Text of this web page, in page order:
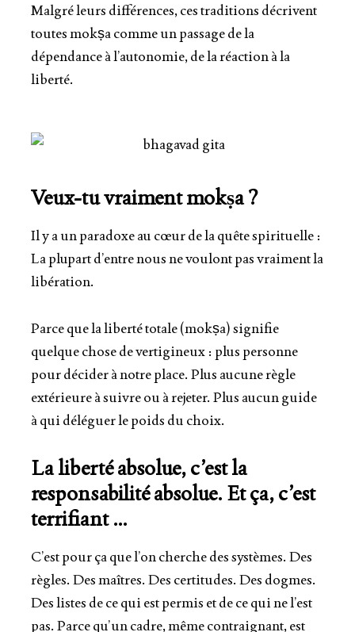
Malgré leurs différences, ces traditions décrivent
toutesmokṣacomme unpassage de la
dépendance à l’autonomie, de la réaction à la
liberté.
Veux-tu vraiment mokṣa ?
Il y a un paradoxe au cœur de la quête spirituelle :
La plupart d’entre nous ne voulont pas vraiment la
libération.
Parce que la liberté totale (mokṣa) signifie
quelque chose devertigineux : plus personne
pour décider à notre place. Plus aucune règle
extérieure à suivre ou à rejeter. Plus aucun guide
à qui déléguer le poids du choix.
La liberté absolue, c’est la
responsabilité absolue. Et ça, c’est
terrifiant…
C’est pour ça que l’on cherche des systèmes. Des
règles. Des maîtres. Des certitudes. Des dogmes.
Des listes de ce qui est permis et de ce qui ne l’est
pas. Parce qu’un cadre, même contraignant, est